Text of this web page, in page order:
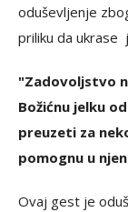
oduševljenje
priliku da ukrase
"Zadovoljstvo
Božićnu jelku
preuzeti za
pomognu u
Ovaj gest je